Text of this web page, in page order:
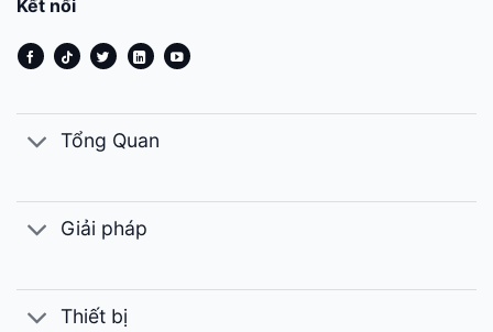
Kết nối
Tổng Quan
Giải pháp
Thiết bị